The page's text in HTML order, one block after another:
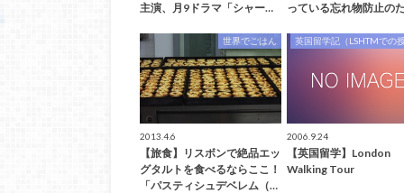
主演、月9ドラマ「シャー…
っている忘れ物防止の
世界でごはん
2013.4.6
【旅食】リスボンで絶品エッ
グタルトを食べるならここ！
「パスティシュデベレム（…
英国留学記（LSHTMでの
2006.9.24
【英国留学】London
Walking Tour